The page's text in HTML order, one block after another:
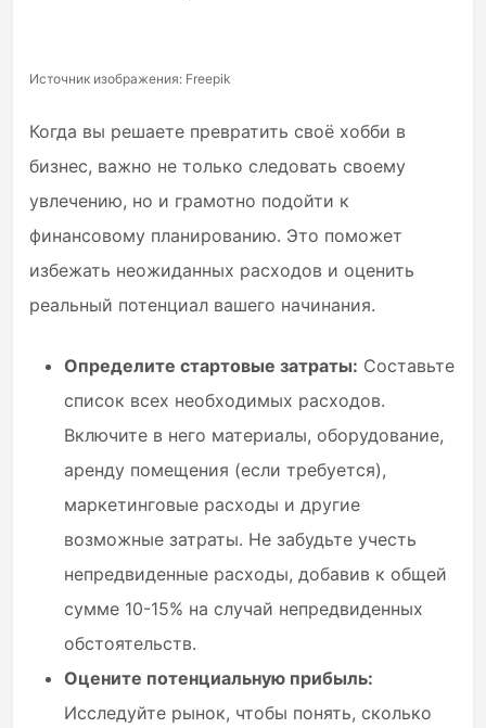
Источник изображения: Freepik
Когда вы решаете превратить своё хобби в
бизнес, важно не только следовать своему
увлечению, но и грамотно подойти к
финансовому планированию. Это поможет
избежать неожиданных расходов и оценить
реальный потенциал вашего начинания.
Определите стартовые затраты: Составьте
список всех необходимых расходов.
Включите в него материалы, оборудование,
аренду помещения (если требуется),
маркетинговые расходы и другие
возможные затраты. Не забудьте учесть
непредвиденные расходы, добавив к общей
сумме 10-15% на случай непредвиденных
обстоятельств.
Оцените потенциальную прибыль:
Исследуйте рынок, чтобы понять, сколько